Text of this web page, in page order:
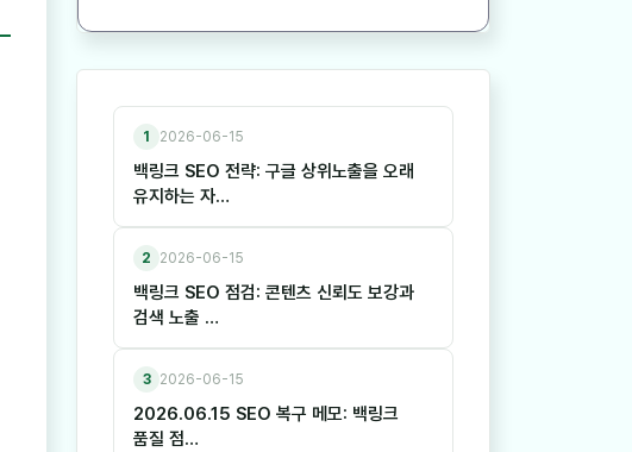
1 2026-06-15
백링크 SEO 전략: 구글 상위노출을 오래
유지하는 자…
2 2026-06-15
백링크 SEO 점검: 콘텐츠 신뢰도 보강과
검색 노출 …
3 2026-06-15
2026.06.15 SEO 복구 메모: 백링크
품질 점…